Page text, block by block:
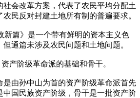
会改革方案，代表了农民平均分配土
民反对封建土地所有制的普遍要求。
新篇》是一个带有鲜明的资本主义色
通篇未涉及农民问题和土地问题。
产阶级革命派的基础和骨干。
是由孙中山为首的资产阶级革命派首先
中国民族资产阶级，骨干是一批资产阶